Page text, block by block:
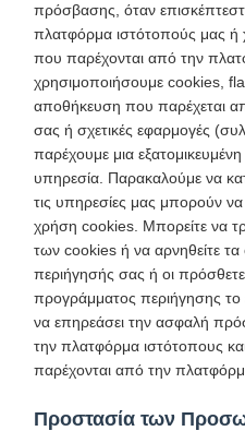
πρόσβασης, όταν
πλατφόρμα ιστότοπούς μας ή
που παρέχονται από την
χρησιμοποιήσουμε cookies,
αποθήκευση που παρέχεται
σας ή σχετικές εφαρμογές
παρέχουμε μια
υπηρεσία. Παρακαλούμε να
τις υπηρεσίες μας μπορούν
χρήση cookies. Μπορείτε να
των cookies ή να αρνηθείτε
περιήγησής σας ή οι
προγράμματος περιήγησης το
να επηρεάσει την ασφαλή
την πλατφόρμα ιστότοπους
παρέχονται από την
Προστασία των